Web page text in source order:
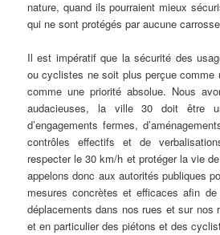
nature, quand ils pourraient mieux
qui ne sont protégés par aucune
Il est impératif que la sécurité des
ou cyclistes ne soit plus perçue comme
comme une priorité absolue. Nous
audacieuses, la ville 30 doit être
d’engagements fermes,
contrôles effectifs et de
respecter le 30 km/h et protéger la vie
appelons donc aux autorités publiques
mesures concrètes et efficaces afin
déplacements dans nos rues et sur nos
et en particulier des piétons et des